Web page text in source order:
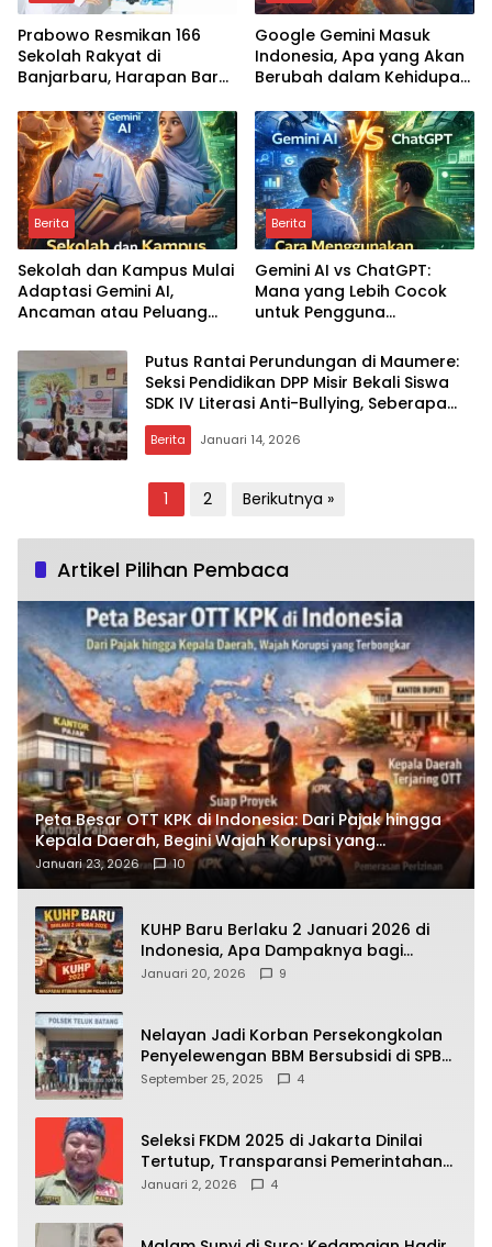
Prabowo Resmikan 166
Sekolah Rakyat di
Banjarbaru, Harapan Baru
Keluarga Kurang Mampu
Google Gemini Masuk
Indonesia, Apa yang Akan
Berubah dalam Kehidupan
Berita
Sekolah dan Kampus Mulai
Adaptasi Gemini AI,
Ancaman atau Peluang
Berita
Gemini AI vs ChatGPT:
Mana yang Lebih Cocok
untuk Pengguna
Putus Rantai Perundungan di Maumere:
Seksi Pendidikan DPP Misir Bekali Siswa
SDK IV Literasi Anti-Bullying, Seberapa
Efektif Dampaknya?
Berita Januari 14, 2026
pos
1 2 Berikutnya »
Artikel Pilihan Pembaca
Peta Besar OTT KPK di Indonesia: Dari Pajak hingga
Kepala Daerah, Begini Wajah Korupsi yang
Terbongkar
Januari 23, 2026 10
KUHP Baru Berlaku 2 Januari 2026 di
Indonesia, Apa Dampaknya bagi
Kehidupan Warga? Ini Aturan Kunci
Januari 20, 2026 9
Nelayan Jadi Korban Persekongkolan
Penyelewengan BBM Bersubsidi di SPBU
64.78809 Teluk Batang
September 25, 2025 4
Seleksi FKDM 2025 di Jakarta Dinilai
Tertutup, Transparansi Pemerintahan
Pramono–Rano Dipertanyakan
Januari 2, 2026 4